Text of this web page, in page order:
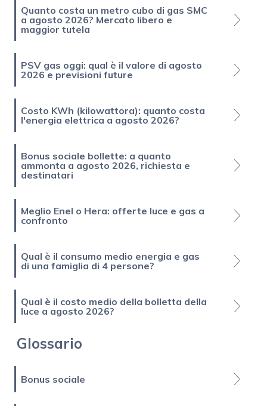
Quanto costa un metro cubo di gas SMC
a agosto 2026? Mercato libero e
maggior tutela
PSV gas oggi: qual è il valore di agosto
2026 e previsioni future
Costo KWh (kilowattora): quanto costa
l'energia elettrica a agosto 2026?
Bonus sociale bollette: a quanto
ammonta a agosto 2026, richiesta e
destinatari
Meglio Enel o Hera: offerte luce e gas a
confronto
Qual è il consumo medio energia e gas
di una famiglia di 4 persone?
Qual è il costo medio della bolletta della
luce a agosto 2026?
Glossario
Bonus sociale